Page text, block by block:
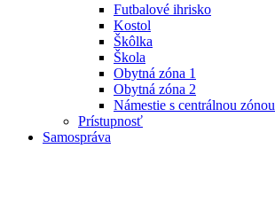
Futbalové ihrisko
Kostol
Škôlka
Škola
Obytná zóna 1
Obytná zóna 2
Námestie s centrálnou zónou
Prístupnosť
Samospráva